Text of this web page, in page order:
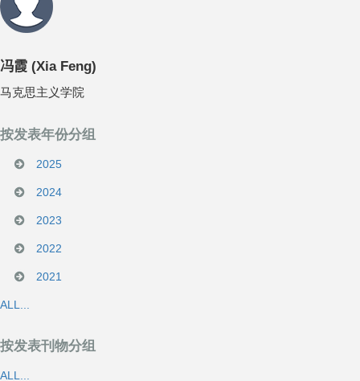
冯霞 (Xia Feng)
马克思主义学院
按发表年份分组
2025
2024
2023
2022
2021
ALL...
按发表刊物分组
ALL...